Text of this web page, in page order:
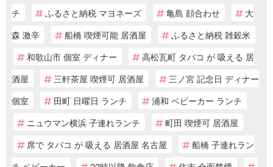
チ
ふるさと納税 マヨネーズ 亀島 顔合わせ
大
森 激辛
船橋 喫煙可能 居酒屋
ふるさと納税 雑穀米
和歌山市 個室 ディナー
高松瓦町 タバコ が 吸える 居
酒屋
三軒茶屋 喫煙可 居酒屋
三ノ宮 記念日 ディナー
個室
田町 日曜日 ランチ
浦和 ベビーカー ランチ
ニュウマン横浜 子連れランチ
町田 喫煙可 居酒屋
席で タバコ が 吸える 居酒屋 名古屋
船橋 子連れラン